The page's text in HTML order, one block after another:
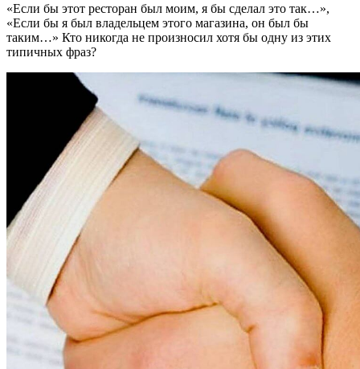
«Если бы этот ресторан был моим, я бы сделал это так…»,
«Если бы я был владельцем этого магазина, он был бы
таким…» Кто никогда не произносил хотя бы одну из этих
типичных фраз?